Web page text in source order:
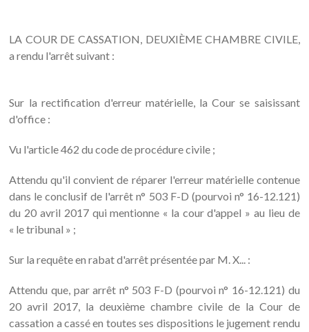
LA COUR DE CASSATION, DEUXIÈME CHAMBRE CIVILE,
a rendu l'arrêt suivant :
Sur la rectification d'erreur matérielle, la Cour se saisissant
d'office :
Vu l'article 462 du code de procédure civile ;
Attendu qu'il convient de réparer l'erreur matérielle contenue
dans le conclusif de l'arrêt n° 503 F-D (pourvoi n° 16-12.121)
du 20 avril 2017 qui mentionne « la cour d'appel » au lieu de
« le tribunal » ;
Sur la requête en rabat d'arrêt présentée par M. X... :
Attendu que, par arrêt n° 503 F-D (pourvoi n° 16-12.121) du
20 avril 2017, la deuxième chambre civile de la Cour de
cassation a cassé en toutes ses dispositions le jugement rendu